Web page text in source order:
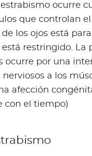
ocurre
que controlan el
los ojos está
restringido. La
ocurre por una
nerviosos a los
afección
con el tiempo)